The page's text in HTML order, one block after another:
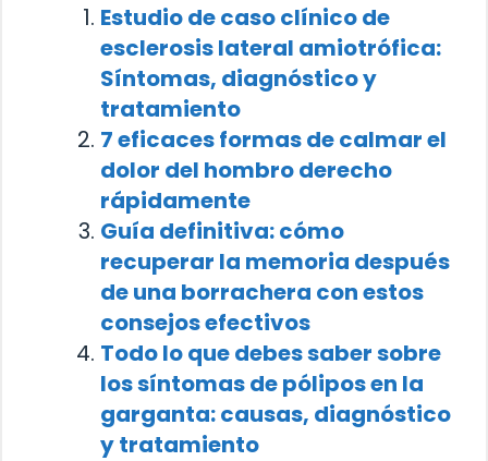
Estudio de caso clínico de
esclerosis lateral amiotrófica:
Síntomas, diagnóstico y
tratamiento
7 eficaces formas de calmar el
dolor del hombro derecho
rápidamente
Guía definitiva: cómo
recuperar la memoria después
de una borrachera con estos
consejos efectivos
Todo lo que debes saber sobre
los síntomas de pólipos en la
garganta: causas, diagnóstico
y tratamiento